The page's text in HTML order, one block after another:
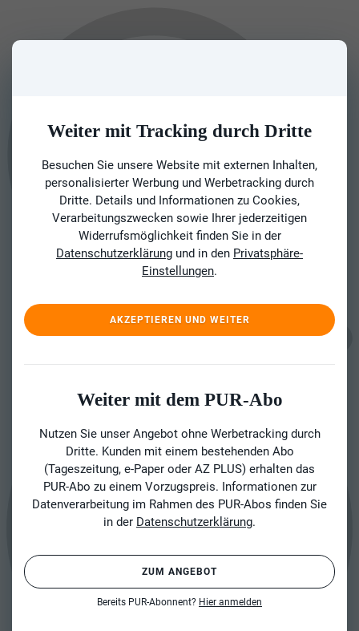
Weiter mit Tracking durch Dritte
Besuchen Sie unsere Website mit externen Inhalten,
personalisierter Werbung und Werbetracking durch
Dritte. Details und Informationen zu Cookies,
Verarbeitungszwecken sowie Ihrer jederzeitigen
Widerrufsmöglichkeit finden Sie in der
Datenschutzerklärung und in den Privatsphäre-
Einstellungen.
AKZEPTIEREN UND WEITER
Weiter mit dem PUR-Abo
Nutzen Sie unser Angebot ohne Werbetracking durch
Dritte. Kunden mit einem bestehenden Abo
(Tageszeitung, e-Paper oder AZ PLUS) erhalten das
PUR-Abo zu einem Vorzugspreis. Informationen zur
Datenverarbeitung im Rahmen des PUR-Abos finden Sie
in der Datenschutzerklärung.
ZUM ANGEBOT
Bereits PUR-Abonnent? Hier anmelden